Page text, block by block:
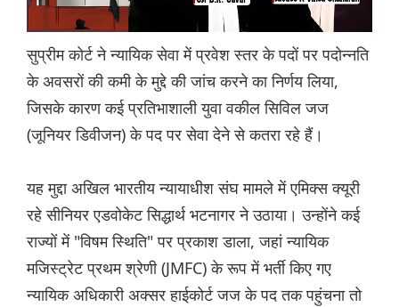
सुप्रीम कोर्ट ने न्यायिक सेवा में प्रवेश स्तर के पदों पर पदोन्नति
के अवसरों की कमी के मुद्दे की जांच करने का निर्णय लिया,
जिसके कारण कई प्रतिभाशाली युवा वकील सिविल जज
(जूनियर डिवीजन) के पद पर सेवा देने से कतरा रहे हैं।
यह मुद्दा अखिल भारतीय न्यायाधीश संघ मामले में एमिक्स क्यूरी
रहे सीनियर एडवोकेट सिद्धार्थ भटनागर ने उठाया। उन्होंने कई
राज्यों में "विषम स्थिति" पर प्रकाश डाला, जहां न्यायिक
मजिस्ट्रेट प्रथम श्रेणी (JMFC) के रूप में भर्ती किए गए
न्यायिक अधिकारी अक्सर हाईकोर्ट जज के पद तक पहुंचना तो